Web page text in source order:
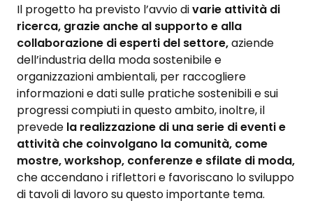
Il progetto ha previsto l’avvio divarie attività di
ricerca, grazie anche al supporto e alla
collaborazione di esperti del settore,aziende
dell’industria della moda sostenibile e
organizzazioni ambientali, per raccogliere
informazioni e dati sulle pratiche sostenibili e sui
progressi compiuti in questo ambito, inoltre, il
prevede la realizzazione di una serie di eventi e
attività che coinvolgano la comunità, come
mostre, workshop, conferenze e sfilate di moda,
che accendano i riflettori e favoriscano lo sviluppo
di tavoli di lavoro su questo importante tema.